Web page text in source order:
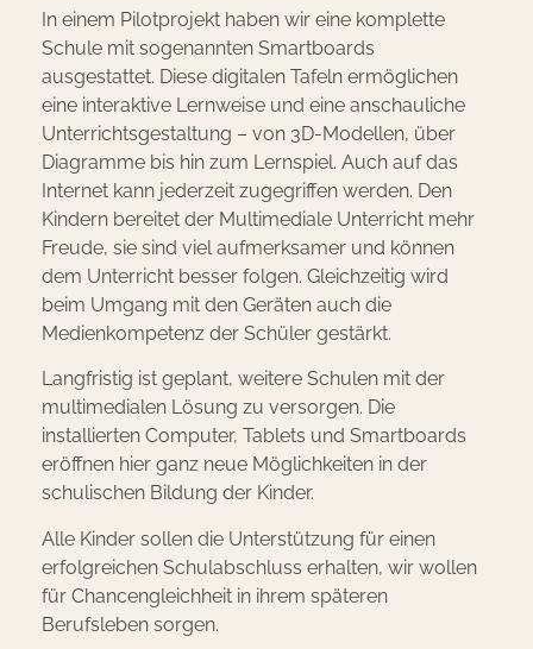
In einem Pilotprojekt haben wir eine komplette
Schule mit sogenannten Smartboards
ausgestattet. Diese digitalen Tafeln ermöglichen
eine interaktive Lernweise und eine anschauliche
Unterrichtsgestaltung – von 3D-Modellen, über
Diagramme bis hin zum Lernspiel. Auch auf das
Internet kann jederzeit zugegriffen werden. Den
Kindern bereitet der Multimediale Unterricht mehr
Freude, sie sind viel aufmerksamer und können
dem Unterricht besser folgen. Gleichzeitig wird
beim Umgang mit den Geräten auch die
Medienkompetenz der Schüler gestärkt.
Langfristig ist geplant, weitere Schulen mit der
multimedialen Lösung zu versorgen. Die
installierten Computer, Tablets und Smartboards
eröffnen hier ganz neue Möglichkeiten in der
schulischen Bildung der Kinder.
Alle Kinder sollen die Unterstützung für einen
erfolgreichen Schulabschluss erhalten, wir wollen
für Chancengleichheit in ihrem späteren
Berufsleben sorgen.